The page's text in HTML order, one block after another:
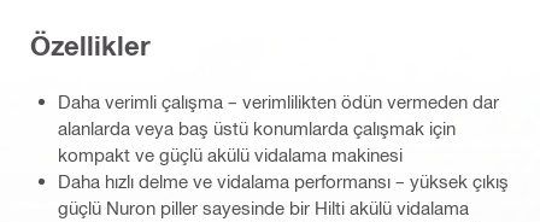
Özellikler
Daha verimli çalışma – verimlilikten ödün vermeden dar
alanlarda veya baş üstü konumlarda çalışmak için
kompakt ve güçlü akülü vidalama makinesi
Daha hızlı delme ve vidalama performansı – yüksek çıkış
güçlü Nuron piller sayesinde bir Hilti akülü vidalama